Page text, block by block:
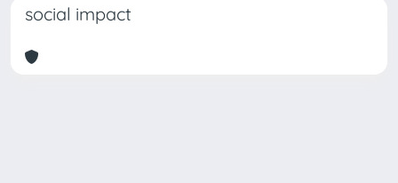
social impact